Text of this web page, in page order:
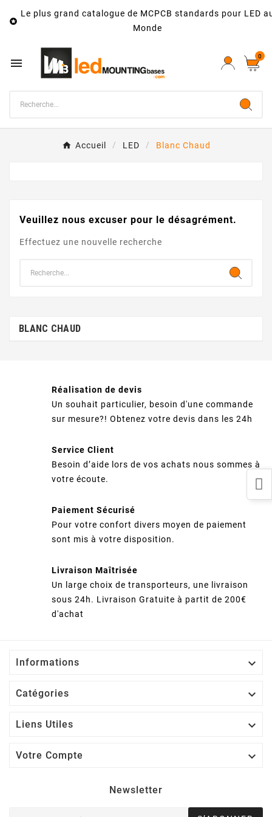

Le plus grand catalogue de MCPCB standards pour LED
Monde
 0
Accueil LED Blanc Chaud
Veuillez nous excuser pour le désagrément.
Effectuez une nouvelle recherche
BLANC CHAUD
Réalisation de devis
Un souhait particulier, besoin d'une commande
sur mesure?! Obtenez votre devis dans les 24h
Service Client
Besoin d’aide lors de vos achats nous sommes à
votre écoute.
Paiement Sécurisé
Pour votre confort divers moyen de paiement
sont mis à votre disposition.
Livraison Maîtrisée
Un large choix de transporteurs, une livraison
sous 24h. Livraison Gratuite à partit de 200€
d'achat
Informations 
Catégories 
Liens Utiles 
Votre Compte 
Newsletter